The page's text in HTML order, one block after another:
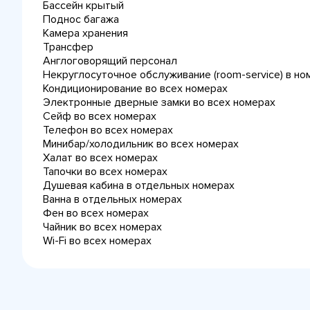
Бассейн крытый
Поднос багажа
Камера хранения
Трансфер
Англоговорящий персонал
Некруглосуточное обслуживание (room-service) в
Кондиционирование во всех номерах
Электронные дверные замки во всех номерах
Сейф во всех номерах
Телефон во всех номерах
Минибар/холодильник во всех номерах
Халат во всех номерах
Тапочки во всех номерах
Душевая кабина в отдельных номерах
Ванна в отдельных номерах
Фен во всех номерах
Чайник во всех номерах
Wi-Fi во всех номерах